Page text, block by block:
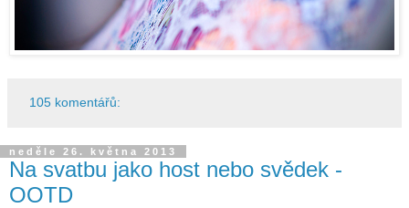
105 komentářů:
neděle 26. května 2013
Na svatbu jako host nebo svědek -
OOTD